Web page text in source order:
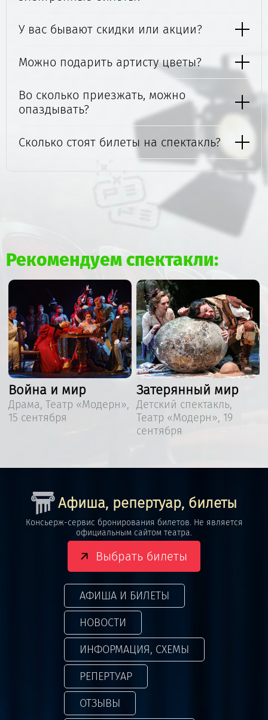
У вас бывают скидки или акции?
Можно подарить артисту цветы?
Во сколько приезжать, можно
опаздывать?
Сколько стоят билеты на спектакль?
Рекомендуем спектакли:
Война и мир
Драма, Театр «Модерн»,
15 сентября
Затерянный мир
Детский спектакль,
Театр «Модерн», 19
сентября
Афиша, репертуар, билеты
Консьерж-сервис бронирования билетов. Не является
официальным сайтом театра.
Выбрать билеты
АФИША И БИЛЕТЫ
НОВОСТИ
ИНФОРМАЦИЯ, СХЕМЫ
РЕПЕРТУАР
ОТЗЫВЫ